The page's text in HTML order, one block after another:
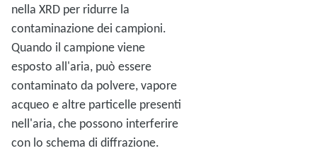
nella XRD per ridurre la
contaminazione dei campioni.
Quando il campione viene
esposto all'aria, può essere
contaminato da polvere, vapore
acqueo e altre particelle presenti
nell'aria, che possono interferire
con lo schema di diffrazione.